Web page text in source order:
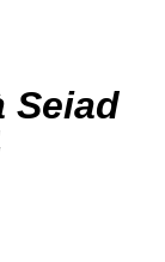
Seiad